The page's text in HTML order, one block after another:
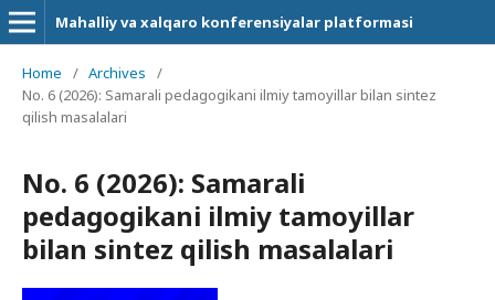
Mahalliy va xalqaro konferensiyalar platformasi
Home / Archives
/
No. 6 (2026): Samarali pedagogikani ilmiy tamoyillar bilan sintez
qilish masalalari
No. 6 (2026): Samarali
pedagogikani ilmiy tamoyillar
bilan sintez qilish masalalari